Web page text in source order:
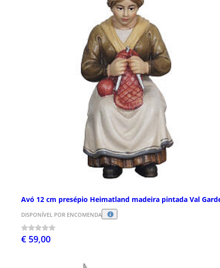
Avó 12 cm presépio Heimatland madeira pintada Val
DISPONÍVEL POR ENCOMENDA
€ 59,00